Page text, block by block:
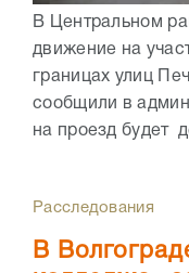
В Центральном
движение на
границах улиц
сообщили в
на проезд будет
Расследования
В